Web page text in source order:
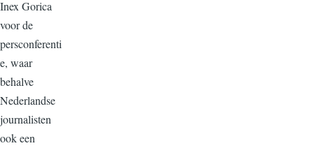
Inex Gorica
voor de
persconferenti
e, waar
behalve
Nederlandse
journalisten
ook een